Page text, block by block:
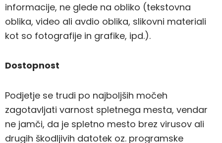
informacije, ne glede na obliko (tekstovna
oblika, video ali avdio oblika, slikovni materiali
kot so fotografije in grafike, ipd.).
Dostopnost
Podjetje se trudi po najboljših močeh
zagotavljati varnost spletnega mesta, vendar
ne jamči, da je spletno mesto brez virusov ali
drugih škodljivih datotek oz. programske